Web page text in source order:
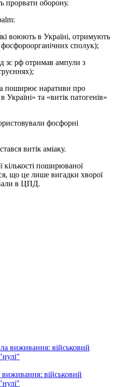
прорвати оборону.
воюють в Україні, отримують
сполук);
зс рф отримав ампули з
поширює наративи про
Україні» та «витік патогенів»
фосфорні
витік аміаку.
поширюваної
що це лише вигадки хворої
в ЦПД.
військовий